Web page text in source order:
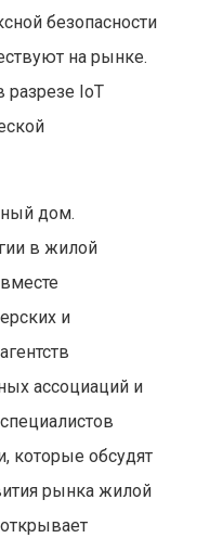
безопасности
на рынке.
разрезе IoT
дом.
в жилой
и
ассоциаций и
которые обсудят
рынка жилой